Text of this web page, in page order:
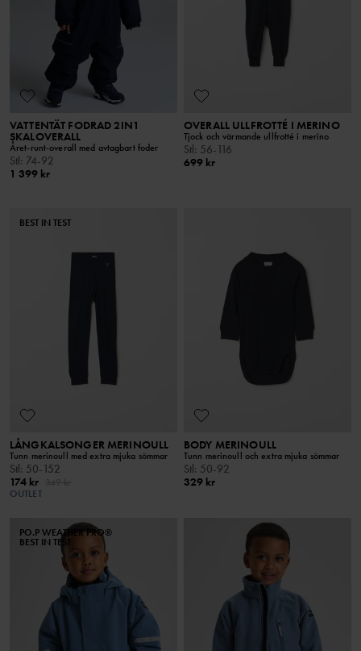
VATTENTÄT FODRAD 2IN1
SKALOVERALL
Året-runt-overall med avtagbart foder
Stl : 74-92
1 399 kr
OVERALL ULLFROTTÉ I MERINO
Tjock och värmande ullfrotté i merino
Stl : 56-116
699 kr
BEST IN TEST
LÅNGKALSONGER MERINOULL
Tunn merinoull med extra mjuka sömmar
Stl: 50-152
174 kr
OUTLET
BODY MERINOULL
Tunn merinoull och extra mjuka sömmar
Stl: 50-92
329 kr
PO.P WEATHER PRO®
BEST IN TEST